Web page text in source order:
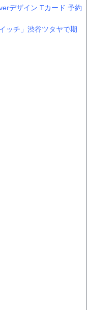
デザイン Tカード 予約
ッチ」渋谷ツタヤで期